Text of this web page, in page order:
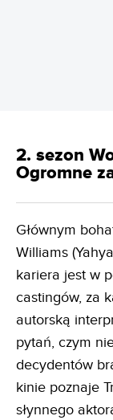
2. sezon
Ogromne
Głównym
Williams
kariera jest w
castingów, za
autorską
pytań, czym
decydentów
kinie poznaje
słynnego